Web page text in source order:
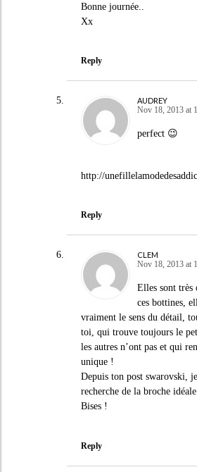
Bonne journée..
Xx
Reply
AUDREY
Nov 18, 2013 at
perfect 😉
http://
Reply
CLEM
Nov 18, 2013 at
Elles sont très
ces bottines,
vraiment le sens du détail,
toi, qui trouve toujours le
les autres n’ont pas et qui
unique !
Depuis ton post swarovski,
recherche de la broche
Bises !
Reply